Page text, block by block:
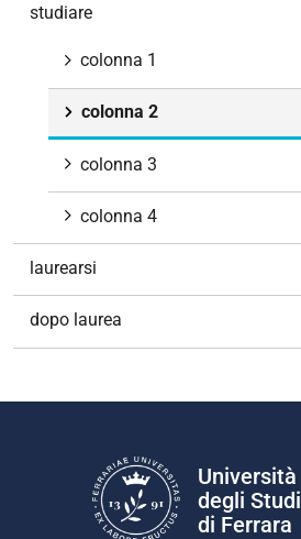
studiare
colonna 1
colonna 2
colonna 3
colonna 4
laurearsi
dopo laurea
Università
degli Studi
di Ferrara